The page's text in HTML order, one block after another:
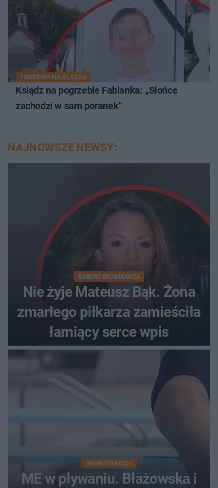
TRAGEDIA NA ŚLĄSKU
Ksiądz na pogrzebie Fabianka: „Słońce
zachodzi w sam poranek”
NAJNOWSZE NEWSY:
ŚMIERĆ BRAMKARZA
Nie żyje Mateusz Bąk. Żona
zmarłego piłkarza zamieściła
łamiący serce wpis
SKOKI DO WODY
ME w pływaniu. Błażowska i